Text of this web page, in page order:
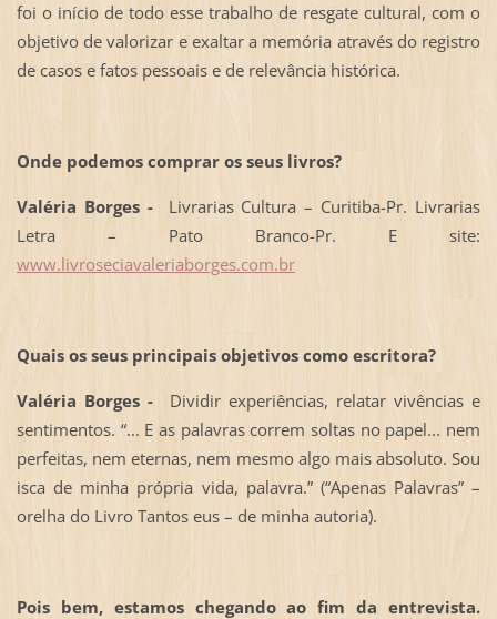
foi o início de todo esse trabalho de resgate cultural, com o
objetivo de valorizar e exaltar a memória através do registro
de casos e fatos pessoais e de relevância histórica.
Onde podemos comprar os seus livros?
Valéria Borges -Livrarias Cultura – Curitiba-Pr. Livrarias
Letra – Pato Branco-Pr. E site:
www.livroseciavaleriaborges.com.br
Quais os seus principais objetivos como escritora?
Valéria Borges - Dividir experiências, relatar vivências e
sentimentos. “... E as palavras correm soltas no papel... nem
perfeitas, nem eternas, nem mesmo algo mais absoluto. Sou
isca de minha própria vida, palavra.” (“Apenas Palavras” –
orelha do Livro Tantos eus – de minha autoria).
Pois bem, estamos chegando ao fim da entrevista.